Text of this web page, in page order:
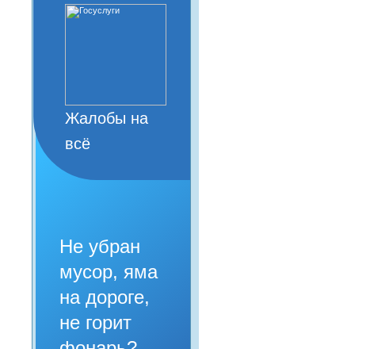
Жалобы на
всё
Не убран
мусор, яма
на дороге,
не горит